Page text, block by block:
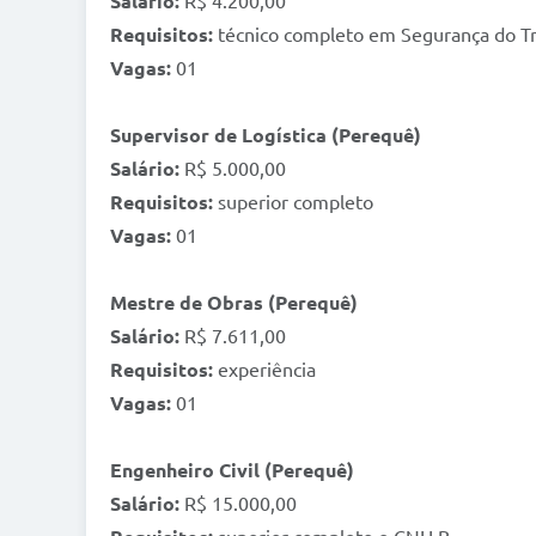
Requisitos: técnico completo em Segurança do
Vagas: 01
Supervisor de Logística (Perequê)
Salário: R$ 5.000,00
Requisitos: superior completo
Vagas: 01
Mestre de Obras (Perequê)
Salário: R$ 7.611,00
Requisitos: experiência
Vagas: 01
Engenheiro Civil (Perequê)
Salário: R$ 15.000,00